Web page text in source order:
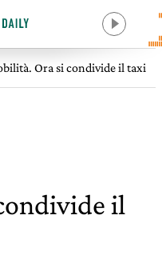
Ora si condivide il taxi
il